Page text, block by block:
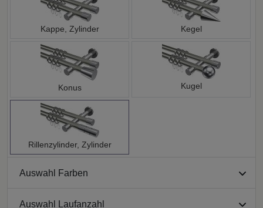
Kappe, Zylinder Kegel
Konus Kugel
Rillenzylinder, Zylinder
Auswahl Farben
Auswahl Laufanzahl